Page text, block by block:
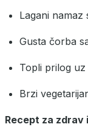
Lagani namaz
Gusta čorba
Topli prilog
Brzi
Recept za zdrav